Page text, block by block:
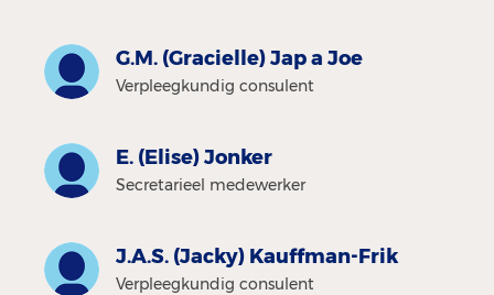
G.M. (Gracielle) Jap a Joe
Verpleegkundig consulent
E. (Elise) Jonker
Secretarieel medewerker
J.A.S. (Jacky) Kauffman-Frik
Verpleegkundig consulent